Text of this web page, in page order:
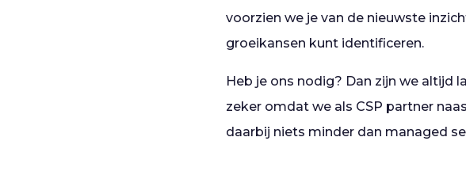
voorzien we je van de nieuwste
groeikansen kunt identificeren.
Heb je ons nodig? Dan zijn we altijd
zeker omdat we als CSP partner
daarbij niets minder dan managed